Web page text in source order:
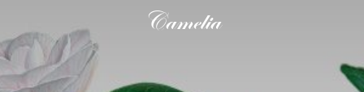
Camelia